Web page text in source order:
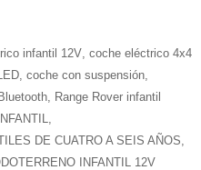
infantil 12V, coche eléctrico 4x4
, coche con suspensión,
,
Range Rover infantil
DE CUATRO A SEIS AÑOS
INFANTIL 12V